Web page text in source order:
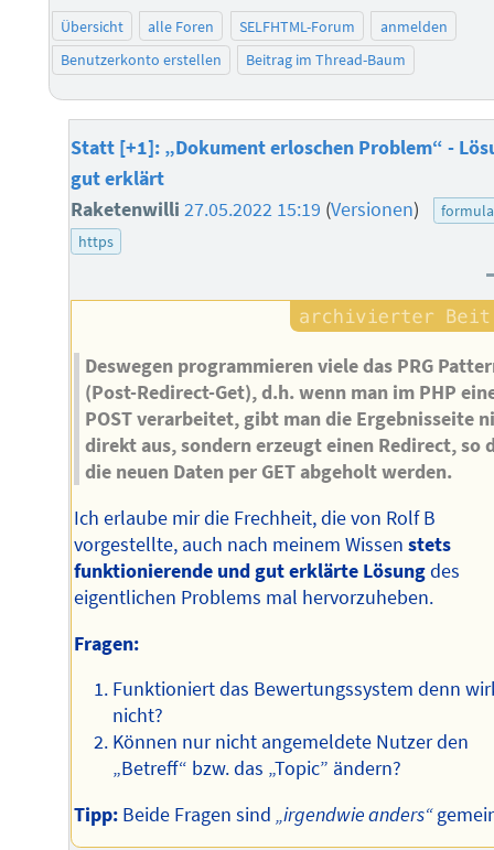
Übersicht alle Foren SELFHTML-Forum
anmelden
Benutzerkonto erstellen
Beitrag im Thread-Baum
Statt [+1]: „Dokument erloschen Problem“ -
gut erklärt
Raketenwilli27.05.2022 15:19 (Versionen)
https
Deswegen programmieren viele das PRG
(Post-Redirect-Get), d.h. wenn man im PHP
POST verarbeitet, gibt man die Ergebnisseite
direkt aus, sondern erzeugt einen Redirect, so
die neuen Daten per GET abgeholt werden.
Ich erlaube mir die Frechheit, die von Rolf B
vorgestellte, auch nach meinem Wissenstets
funktionierende und gut erklärte Lösungdes
eigentlichen Problems mal hervorzuheben.
Fragen:
Funktioniert das Bewertungssystem denn
nicht?
Können nur nicht angemeldete Nutzer den
„Betreff“ bzw. das „Topic” ändern?
Tipp: Beide Fragen sind„irgendwie anders“